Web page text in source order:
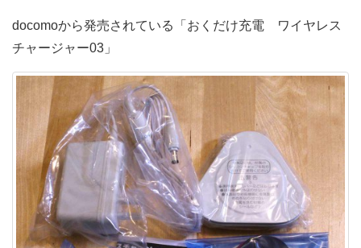
docomoから発売されている「おくだけ充電 ワイヤレス
チャージャー03」